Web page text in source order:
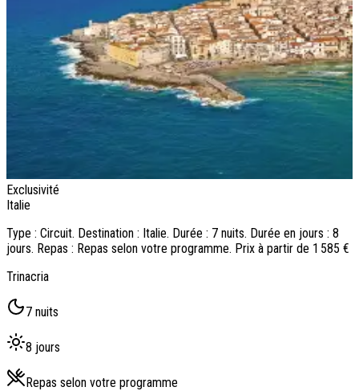
Exclusivité
Italie
Type : Circuit. Destination : Italie. Durée : 7 nuits. Durée en jours : 8
jours. Repas : Repas selon votre programme. Prix à partir de 1 585 €
Trinacria
7 nuits
8 jours
Repas selon votre programme